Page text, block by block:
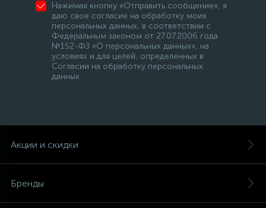
Нажимая кнопку «Отправить сообщение», я
даю свое согласие на обработку моих
персональных данных, в соответствии с
Федеральным законом от 27.07.2006 года
№152-ФЗ «О персональных данных», на
условиях и для целей, определенных в
Согласии на обработку персональных
данных
Акции и скидки
Бренды